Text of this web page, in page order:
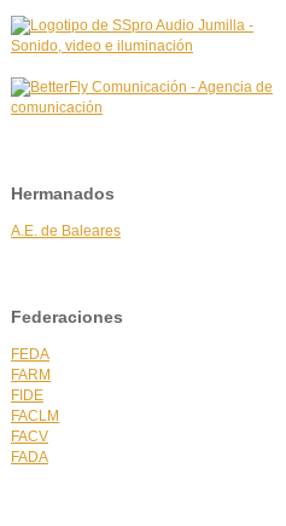
Hermanados
A.E. de Baleares
Federaciones
FEDA
FARM
FIDE
FACLM
FACV
FADA